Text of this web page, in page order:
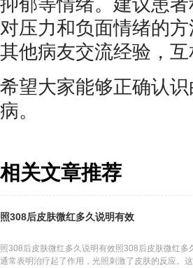
抑郁等情绪。建议患
对压力和负面情绪的
其他病友交流经验，
希望大家能够正确认
病。
相关文章推荐
照308后皮肤微红多久说明有效
照308后皮肤微红多久说明有效照308后皮肤微红
通常表明治疗起了作用，光照刺激了皮肤的反应。